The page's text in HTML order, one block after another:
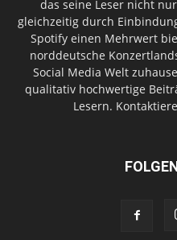
das seine Leser nicht
gleichzeitig durch
Spotify einen Mehrwert
norddeutsche
Social Media Welt
qualitativ hochwertige
Lesern.